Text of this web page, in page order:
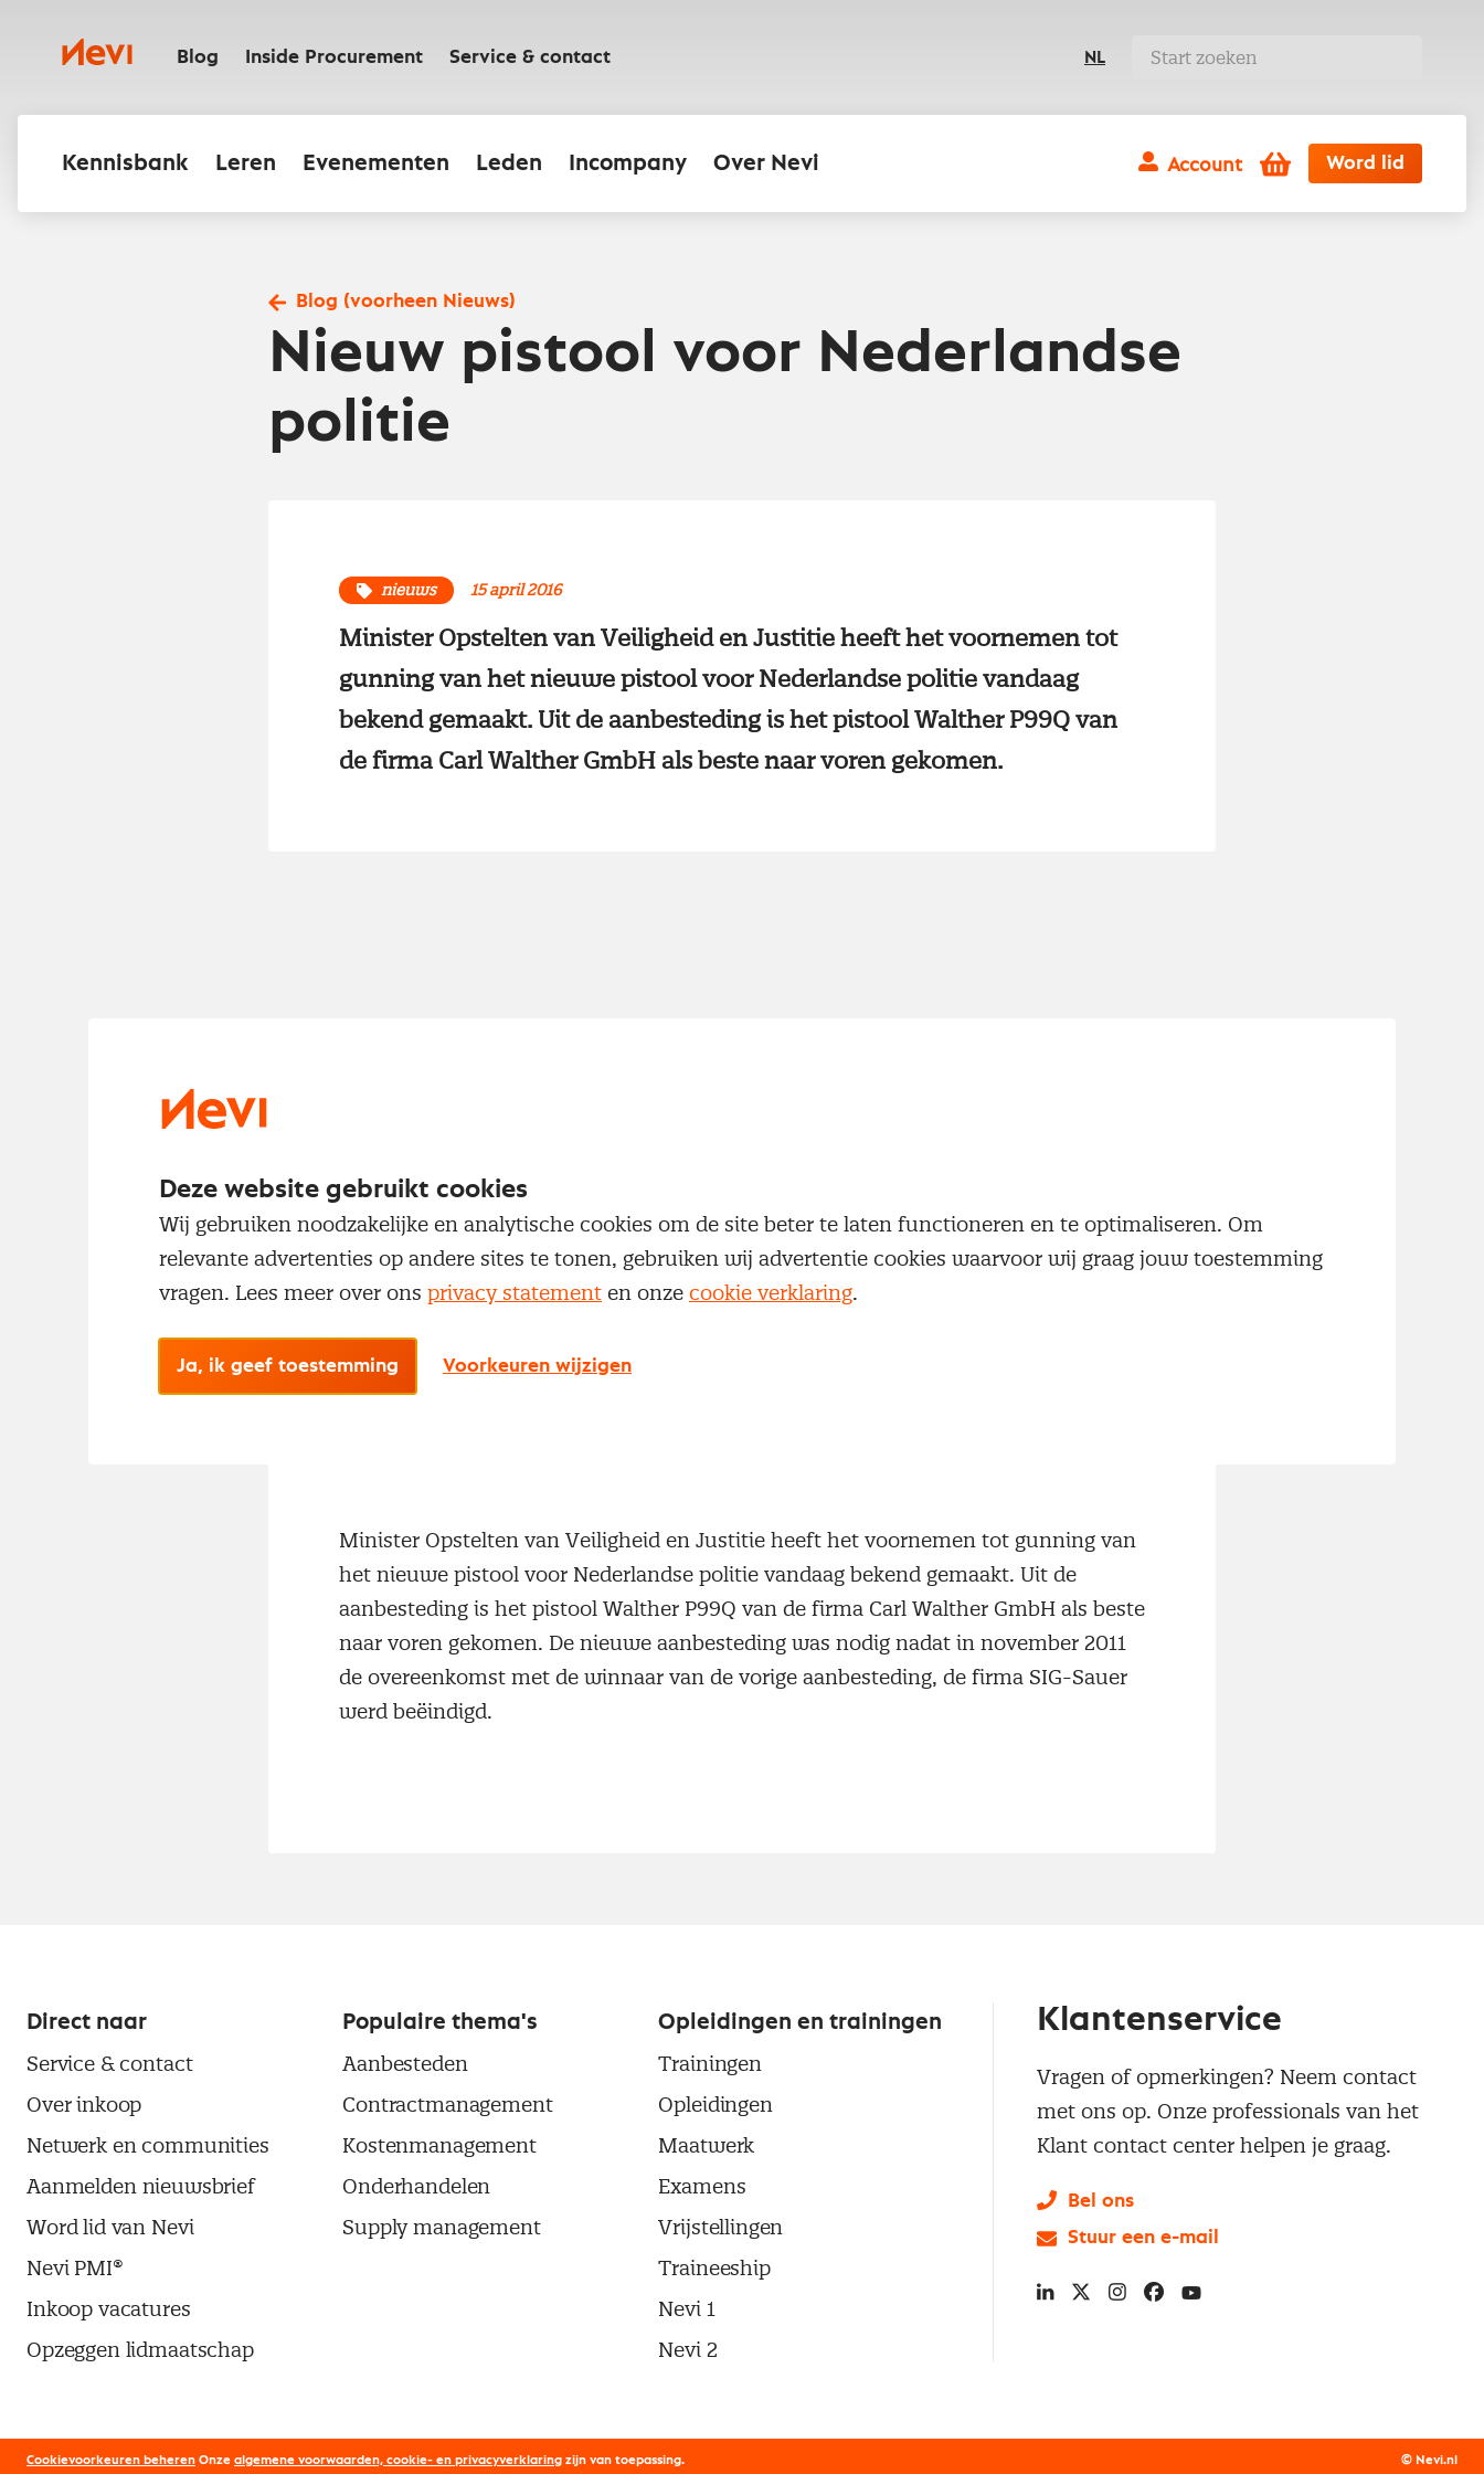
inhoudNevi Blog Inside Procurement Service & contact NL
Kennisbank Leren Evenementen Leden Incompany Over Nevi Account Winkelwagen
Word lid
Blog (voorheen Nieuws)
Nieuw pistool voor Nederlandse
politie
nieuws 15 april 2016
Minister Opstelten van Veiligheid en Justitie heeft het voornemen tot
gunning van het nieuwe pistool voor Nederlandse politie vandaag
bekend gemaakt. Uit de aanbesteding is het pistool Walther P99Q van
de firma Carl Walther GmbH als beste naar voren gekomen.
Minister Opstelten van Veiligheid en Justitie heeft het voornemen tot gunning van
het nieuwe pistool voor Nederlandse politie vandaag bekend gemaakt. Uit de
aanbesteding is het pistool Walther P99Q van de firma Carl Walther GmbH als beste
naar voren gekomen. De nieuwe aanbesteding was nodig nadat in november 2011
de overeenkomst met de winnaar van de vorige aanbesteding, de firma SIG-Sauer
werd beëindigd.
Direct naar
Service & contact
Over inkoop
Netwerk en communities
Aanmelden nieuwsbrief
Word lid van Nevi
Nevi PMI®
Inkoop vacatures
Opzeggen lidmaatschap
Populaire thema's
Aanbesteden
Contractmanagement
Kostenmanagement
Onderhandelen
Supply management
Opleidingen en trainingen
Trainingen
Opleidingen
Maatwerk
Examens
Vrijstellingen
Traineeship
Nevi 1
Nevi 2
Klantenservice
Vragen of opmerkingen? Neem contact
met ons op. Onze professionals van het
Klant contact center helpen je graag.
Bel ons
Stuur een e-mail
LinkedIn
X Instagram
Facebook
YouTube
Cookievoorkeuren beheren Onze algemene voorwaarden, cookie- en privacyverklaring zijn van toepassing. © Nevi.nl
Deze website gebruikt cookies
Wij gebruiken noodzakelijke en analytische cookies om de site beter te laten functioneren en te optimaliseren. Om
relevante advertenties op andere sites te tonen, gebruiken wij advertentie cookies waarvoor wij graag jouw toestemming
vragen. Lees meer over ons privacy statement en onze cookie verklaring.
Ja, ik geef toestemming Voorkeuren wijzigen